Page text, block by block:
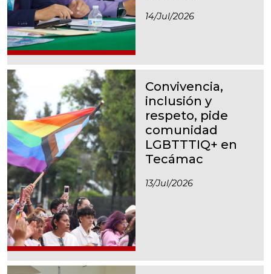
14/jul/2026
Convivencia,
inclusión y
respeto, pide
comunidad
LGBTTTIQ+ en
Tecámac
13/jul/2026